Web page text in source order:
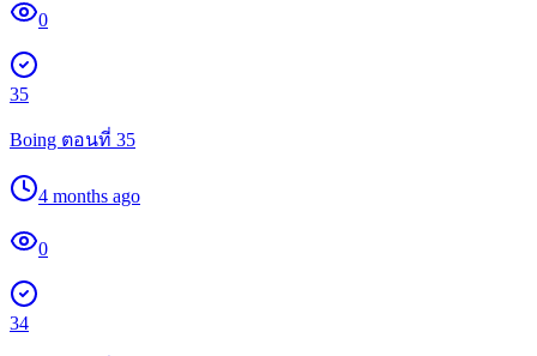
0
35
Boing ตอนที่ 35
4 months ago
0
34